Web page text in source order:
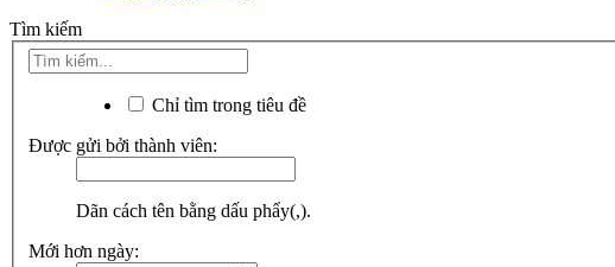
Tìm kiếm
Chỉ tìm trong tiêu đề
Được gửi bởi thành viên:
Dãn cách tên bằng dấu phẩy(,).
Mới hơn ngày: